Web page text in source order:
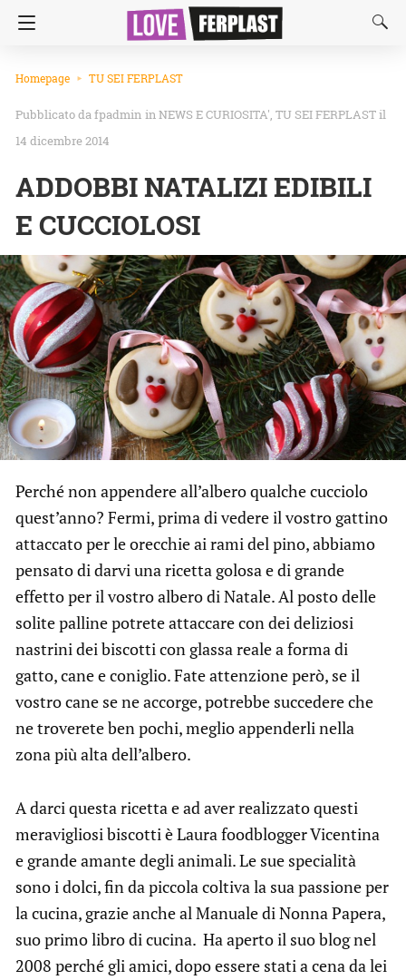
Homepage TU SEI FERPLAST
fpadmin inNEWS E CURIOSITA' TU SEI FERPLASTil
14 dicembre 2014
ADDOBBI NATALIZI EDIBILI
E CUCCIOLOSI
Perché non appendere all’albero qualche cucciolo
quest’anno? Fermi, prima di vedere il vostro gattino
attaccato per le orecchie ai rami del pino, abbiamo
pensato di darvi una ricetta golosa e di grande
effetto per il vostro albero di Natale. Al posto delle
solite palline potrete attaccare con dei deliziosi
nastrini dei biscotti con glassa reale a forma di
gatto, cane e coniglio. Fate attenzione però, se il
vostro cane se ne accorge, potrebbe succedere che
ne troverete ben pochi, meglio appenderli nella
zona più alta dell’albero.
A darci questa ricetta e ad aver realizzato questi
meravigliosi biscotti è Laura foodblogger Vicentina
e grande amante degli animali. Le sue specialità
sono i dolci, fin da piccola coltiva la sua passione per
la cucina, grazie anche al Manuale di Nonna Papera,
suo primo libro di cucina. Ha aperto il suo blog nel
2008 perché gli amici, dopo essere stati a cena da lei